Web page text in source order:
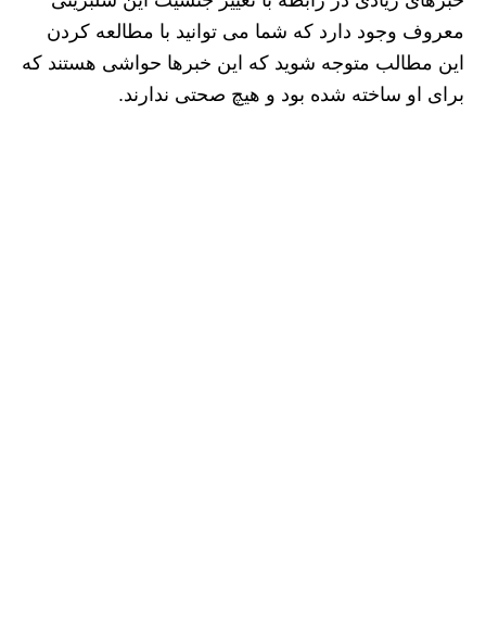
معروف وجود دارد که شما می توانید با مطالعه کردن
این مطالب متوجه شوید که این خبرها حواشی هستند که
برای او ساخته شده بود و هیچ صحتی ندارند.